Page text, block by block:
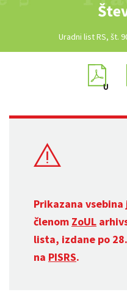
Uradni list RS, št.
Prikazana vsebina
členom ZoUL
lista, izdane po
na PISRS.